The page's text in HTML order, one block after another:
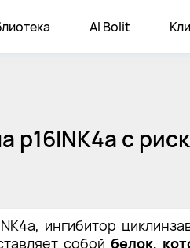
AI Bolit
p16INK4a с
ингибитор
собой белок,